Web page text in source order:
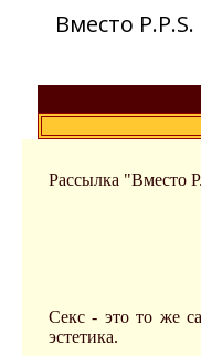
Вместо P.P.S.
Рассылка "Вместо
Секс - это то же
эстетика.